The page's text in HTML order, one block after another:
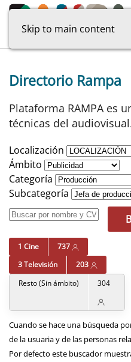
Skip to main content
Directorio Rampa
Plataforma RAMPA es
técnicas del
Localización
Ámbito
Categoría
Subcategoría
1 Cine 737
3 Televisión
203
Resto (Sin ámbito)
304
Cuando se hace una búsqueda
de la usuaria y de las personas
Por defecto este buscador